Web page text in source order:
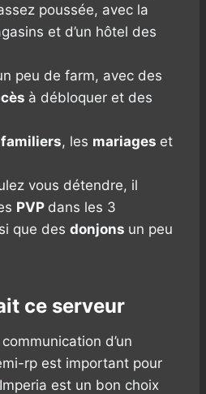
poussée, avec la
et d’un hôtel des
peu de farm, avec des
à débloquer et des
familiers, les mariages et
vous détendre, il
PVP dans les 3
que des donjons un peu
ce serveur
d’un
rp est important pour
est un bon choix